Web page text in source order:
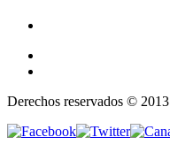
Derechos reservados © 2013